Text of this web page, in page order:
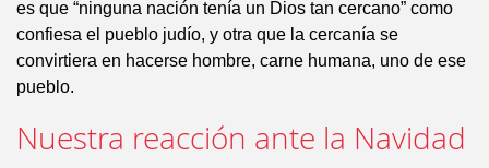
es que “ninguna nación tenía un Dios tan cercano” como
confiesa el pueblo judío, y otra que la cercanía se
convirtiera en hacerse hombre, carne humana, uno de ese
pueblo.
Nuestra reacción ante la Navidad